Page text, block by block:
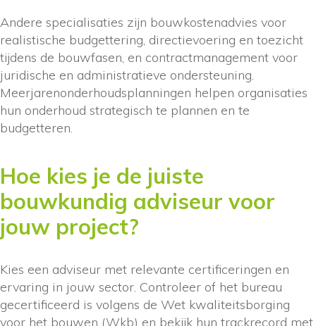
Andere specialisaties zijn bouwkostenadvies voor
realistische budgettering, directievoering en toezicht
tijdens de bouwfasen, en contractmanagement voor
juridische en administratieve ondersteuning.
Meerjarenonderhoudsplanningen helpen organisaties
hun onderhoud strategisch te plannen en te
budgetteren.
Hoe kies je de juiste
bouwkundig adviseur voor
jouw project?
Kies een adviseur met relevante certificeringen en
ervaring in jouw sector. Controleer of het bureau
gecertificeerd is volgens de Wet kwaliteitsborging
voor het bouwen (Wkb) en bekijk hun trackrecord met